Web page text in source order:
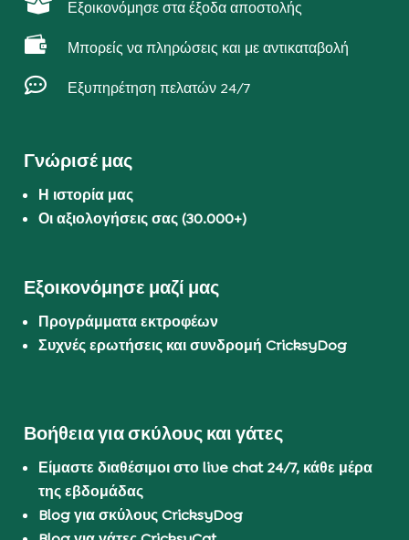
 Εξοικονόμησε στα έξοδα αποστολής
 Μπορείς να πληρώσεις και με αντικαταβολή
 Εξυπηρέτηση πελατών 24/7
Γνώρισέ μας
Η ιστορία μας
Οι αξιολογήσεις σας (30.000+)
Εξοικονόμησε μαζί μας
Προγράμματα εκτροφέων
Συχνές ερωτήσεις και συνδρομή CricksyDog
Βοήθεια για σκύλους και γάτες
Είμαστε διαθέσιμοι στο live chat 24/7, κάθε μέρα
της εβδομάδας
Blog για σκύλους CricksyDog